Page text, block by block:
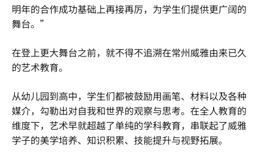
明年的合作成功基础上再接再厉，为学生们提供更广阔的
舞台。”
在登上更大舞台之前，就不得不追溯在常州威雅由来已久
的艺术教育。
从幼儿园到高中，学生们都被鼓励用画笔、材料以及各种
媒介，勾勒出对自我和世界的观察与思考。在全人教育的
维度下，艺术早就超越了单纯的学科教育，串联起了威雅
学子的美学培养、知识积累、技能提升与视野拓展。